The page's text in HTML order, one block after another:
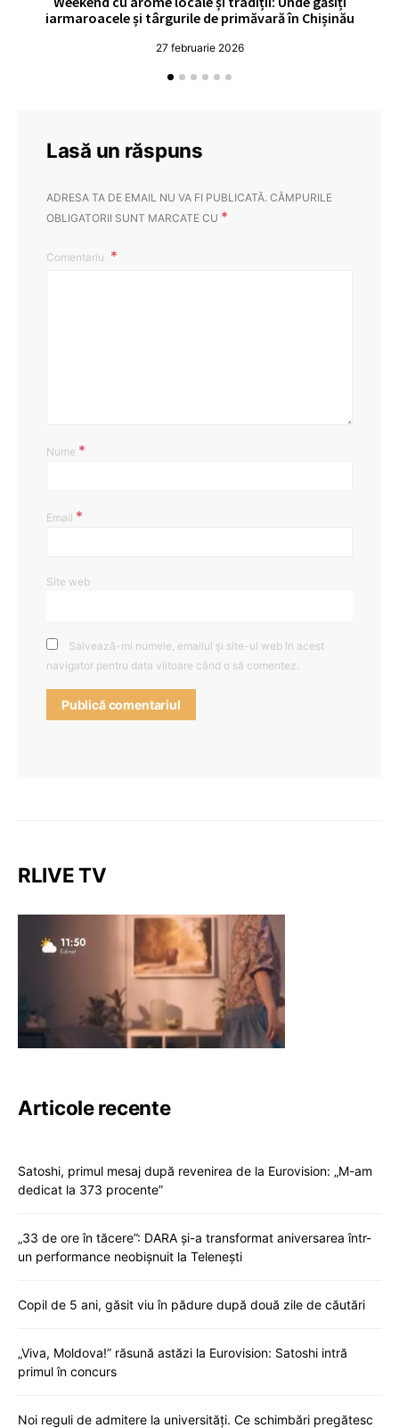
iarmaroacele și târgurile de primăvară în Chișinău
27 februarie 2026
Lasă un răspuns
ADRESA TA DE EMAIL NU VA FI PUBLICATĂ. CÂMPURILE
OBLIGATORII SUNT MARCATE CU *
Comentariu
Nume *
Email *
Site web
Salvează-mi numele, emailul și site-ul web în acest
navigator pentru data viitoare când o să comentez.
RLIVE TV
Articole recente
Satoshi, primul mesaj după revenirea de la Eurovision: „M-am
dedicat la 373 procente”
„33 de ore în tăcere”: DARA și-a transformat aniversarea într-
un performance neobișnuit la Telenești
Copil de 5 ani, găsit viu în pădure după două zile de căutări
„Viva, Moldova!” răsună astăzi la Eurovision: Satoshi intră
primul în concurs
Noi reguli de admitere la universități. Ce schimbări pregătesc